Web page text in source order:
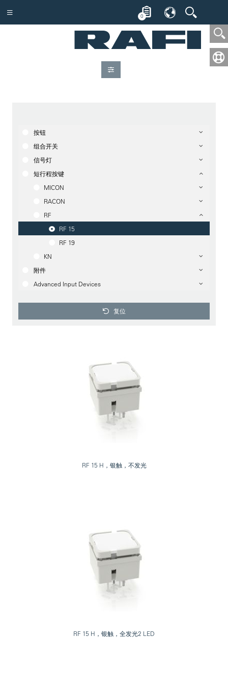
0
按钮
组合开关
信号灯
短行程按键
MICON
RACON
RF
RF 15
RF 19
KN
附件
Advanced Input Devices
复位
RF 15 H，银触，不发光
RF 15 H，银触，全发光2 LED